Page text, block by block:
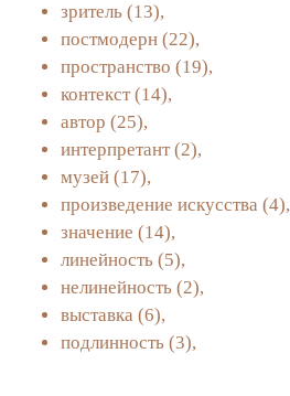
зритель (13),
постмодерн (22),
пространство (19),
контекст (14),
автор (25),
интерпретант (2),
музей (17),
произведение искусства (4),
значение (14),
линейность (5),
нелинейность (2),
выставка (6),
подлинность (3),